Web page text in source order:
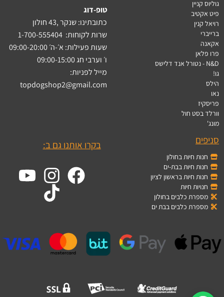
גוליוס קניין
פיט אקטיב
רויאל קנין
ברייברי
אקאנה
פרו פלאן
N&D - נטורל אנד דלישס
גו!
הילס
נאו
פריסקיז
וורלד בסט חול
מונג'
טופ-דוג
כתובתינו: שנקר ,43 חולון
שרות לקוחות: 1-700-555404
שעות פעילות: א׳-ה׳ 09:00-20:00
ו׳ וערבי חג 09:00-15:00
מייל לפניות:
topdogshop2@gmail.com
סניפים
חנות חיות בחולון
חנות חיות בבת-ים
חנות חיות בראשון לציון
חנויות חיות
מספרת כלבים בחולון
מספרת כלבים בבת ים
בקרו אותנו גם ב: